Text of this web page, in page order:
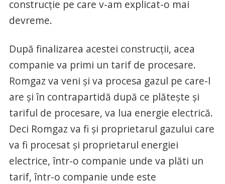
construcţie pe care v-am explicat-o mai
devreme.
După finalizarea acestei construcţii, acea
companie va primi un tarif de procesare.
Romgaz va veni şi va procesa gazul pe care-l
are şi în contrapartidă după ce plăteşte şi
tariful de procesare, va lua energie electrică.
Deci Romgaz va fi şi proprietarul gazului care
va fi procesat şi proprietarul energiei
electrice, într-o companie unde va plăti un
tarif, într-o companie unde este